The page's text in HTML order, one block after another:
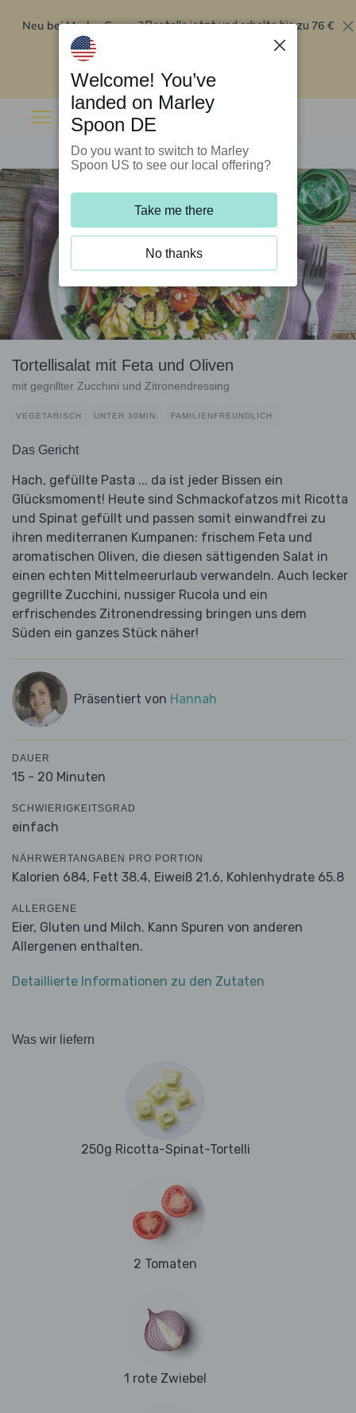
Neu bei Marley Spoon?Bestelle jetzt und erhalte bis zu 76 €
Rabatt auf deine ersten fünf Boxen
Tortellisalat mit Feta und Oliven
mit gegrillter Zucchini und Zitronendressing
VEGETARISCH UNTER 30MIN. FAMILIENFREUNDLICH
Das Gericht
Hach, gefüllte Pasta ... da ist jeder Bissen ein
Glücksmoment! Heute sind Schmackofatzos mit Ricotta
und Spinat gefüllt und passen somit einwandfrei zu
ihren mediterranen Kumpanen: frischem Feta und
aromatischen Oliven, die diesen sättigenden Salat in
einen echten Mittelmeerurlaub verwandeln. Auch lecker
gegrillte Zucchini, nussiger Rucola und ein
erfrischendes Zitronendressing bringen uns dem
Süden ein ganzes Stück näher!
Präsentiert von Hannah
DAUER
15 - 20 Minuten
SCHWIERIGKEITSGRAD
einfach
NÄHRWERTANGABEN PRO PORTION
Kalorien 684, Fett 38.4, Eiweiß 21.6, Kohlenhydrate 65.8
ALLERGENE
Eier, Gluten und Milch. Kann Spuren von anderen
Allergenen enthalten.
Detaillierte Informationen zu den Zutaten
Was wir liefern
250g Ricotta-Spinat-Tortelli
2 Tomaten
1 rote Zwiebel
Welcome! You’ve
landed on Marley
Spoon DE
Do you want to switch to Marley
Spoon US to see our local offering?
Take me there
No thanks